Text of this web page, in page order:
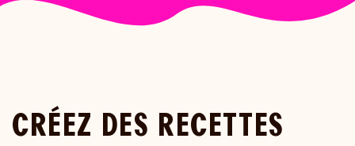
CRÉEZ DES RECETTES